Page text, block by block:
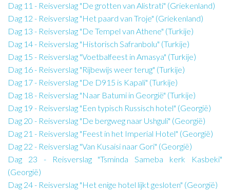
Dag 11 - Reisverslag "De grotten van Alistrati" (Griekenland)
Dag 12 - Reisverslag "Het paard van Troje" (Griekenland)
Dag 13 - Reisverslag "De Tempel van Athene" (Turkije)
Dag 14 - Reisverslag "Historisch Safranbolu" (Turkije)
Dag 15 - Reisverslag "Voetbalfeest in Amasya" (Turkije)
Dag 16 - Reisverslag "Rijbewijs weer terug" (Turkije)
Dag 17 - Reisverslag "De D915 is Kapali" (Turkije)
Dag 18 - Reisverslag "Naar Batumi in Georgië" (Turkije)
Dag 19 - Reisverslag "Een typisch Russisch hotel" (Georgië)
Dag 20 - Reisverslag "De bergweg naar Ushguli" (Georgië)
Dag 21 - Reisverslag "Feest in het Imperial Hotel" (Georgië)
Dag 22 - Reisverslag "Van Kusaisi naar Gori" (Georgië)
Dag 23 - Reisverslag "Tsminda Sameba kerk Kasbeki"
(Georgië)
Dag 24 - Reisverslag "Het enige hotel lijkt gesloten" (Georgië)